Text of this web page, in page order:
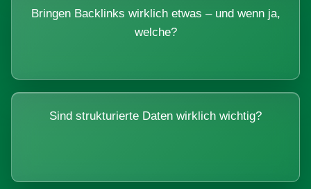
Bringen Backlinks wirklich etwas – und wenn ja,
welche?
Sind strukturierte Daten wirklich wichtig?